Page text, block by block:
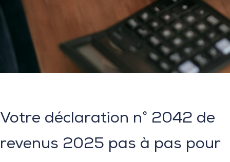
Votre déclaration n° 2042 de
revenus 2025 pas à pas pour